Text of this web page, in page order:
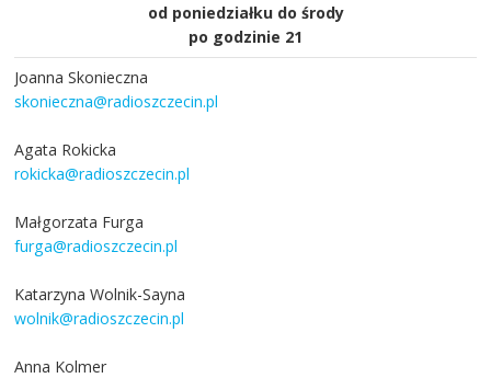
od poniedziałku do środy
po godzinie 21
Joanna Skonieczna
skonieczna@radioszczecin.pl
Agata Rokicka
rokicka@radioszczecin.pl
Małgorzata Furga
furga@radioszczecin.pl
Katarzyna Wolnik-Sayna
wolnik@radioszczecin.pl
Anna Kolmer